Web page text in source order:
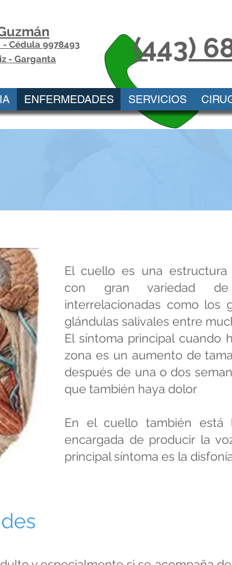
- Garganta
Cédula 9978493 (443)
ENFERMEDADES SERVICIOS
El cuello es una estructura
con gran variedad de
interrelacionadas como los
glándulas salivales entre
El síntoma principal cuando
zona es un aumento de
después de una o dos
que también haya dolor
En el cuello también
encargada de producir la
principal síntoma es la